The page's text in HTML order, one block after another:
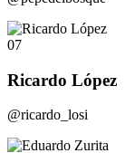
07
Ricardo López
@ricardo_losi